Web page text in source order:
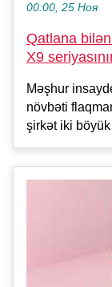
00:00, 25 Ноя
Qatlana
X9
Məşhur
növbəti
şirkət iki